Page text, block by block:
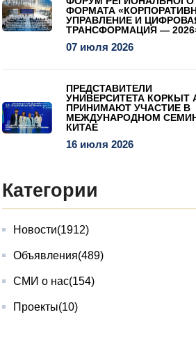
ФОРМАТА
УПРАВЛЕНИЕ И
ТРАНСФОРМАЦИЯ —
07 июля 2026
ПРЕДСТАВИТЕЛИ
УНИВЕРСИТЕТА КОРКЫТ
ПРИНИМАЮТ УЧАСТИЕ В
МЕЖДУНАРОДНОМ
КИТАЕ
16 июля 2026
Категории
Новости(1912)
Объявления(489)
СМИ о нас(154)
Проекты(10)